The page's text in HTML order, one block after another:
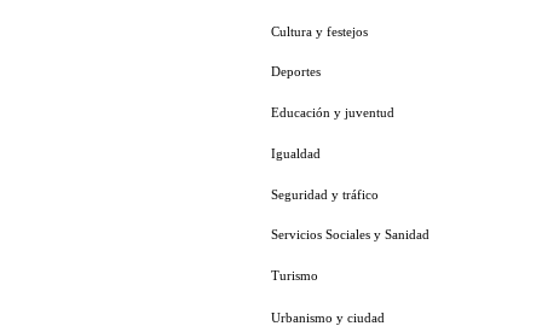
Cultura y festejos
Deportes
Educación y juventud
Igualdad
Seguridad y tráfico
Servicios Sociales y Sanidad
Turismo
Urbanismo y ciudad